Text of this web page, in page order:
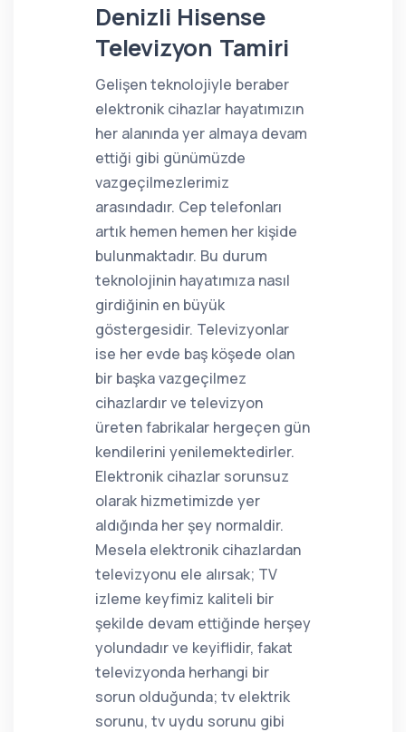
Denizli Hisense
Televizyon Tamiri
Gelişen teknolojiyle beraber
elektronik cihazlar hayatımızın
her alanında yer almaya devam
ettiği gibi günümüzde
vazgeçilmezlerimiz
arasındadır. Cep telefonları
artık hemen hemen her kişide
bulunmaktadır. Bu durum
teknolojinin hayatımıza nasıl
girdiğinin en büyük
göstergesidir. Televizyonlar
ise her evde baş köşede olan
bir başka vazgeçilmez
cihazlardır ve televizyon
üreten fabrikalar hergeçen gün
kendilerini yenilemektedirler.
Elektronik cihazlar sorunsuz
olarak hizmetimizde yer
aldığında her şey normaldir.
Mesela elektronik cihazlardan
televizyonu ele alırsak; TV
izleme keyfimiz kaliteli bir
şekilde devam ettiğinde herşey
yolundadır ve keyiflidir, fakat
televizyonda herhangi bir
sorun olduğunda; tv elektrik
sorunu, tv uydu sorunu gibi